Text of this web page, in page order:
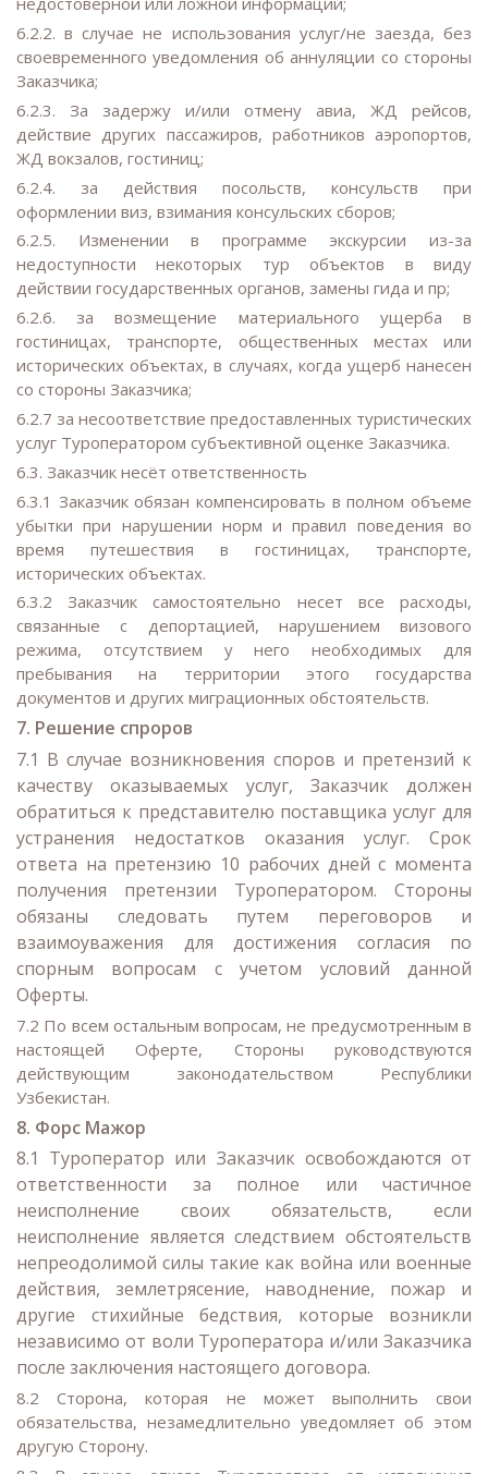
6.2.2. в случае не иcпользования услуг/не заезда, без
своевременного уведомления об аннуляции со стороны
Заказчика;
6.2.3. За задержу и/или отмену авиа, ЖД рейсов,
действие других пассажиров, работников аэропортов,
ЖД вокзалов, гостиниц;
6.2.4. за действия посольств, консульств при
оформлении виз, взимания консульских сборов;
6.2.5. Изменении в программе экскурсии из-за
недоступности некоторых тур объектов в виду
действии государственных органов, замены гида и пр;
6.2.6. за возмещение материального ущерба в
гостиницах, транспорте, общественных местах или
исторических объектах, в случаях, когда ущерб нанесен
со стороны Заказчика;
6.2.7 за несоответствие предоставленных туристических
услуг Туроператором субъективной оценке Заказчика.
6.3. Заказчик несёт ответственность
6.3.1 Заказчик обязан компенсировать в полном объеме
убытки при нарушении норм и правил поведения во
время путешествия в гостиницах, транспорте,
исторических объектах.
6.3.2 Заказчик самостоятельно несет все расходы,
связанные с депортацией, нарушением визового
режима, отсутствием у него необходимых для
пребывания на территории этого государства
документов и других миграционных обстоятельств.
7. Решение спроров
7.1 В случае возникновения споров и претензий к
качеству оказываемых услуг, Заказчик должен
обратиться к представителю поставщика услуг для
устранения недостатков оказания услуг. Срок
ответа на претензию 10 рабочих дней с момента
получения претензии Туроператором. Стороны
обязаны следовать путем переговоров и
взаимоуважения для достижения согласия по
спорным вопросам с учетом условий данной
Оферты.
7.2 По всем остальным вопросам, не предусмотренным в
настоящей Оферте, Стороны руководствуются
действующим законодательством Республики
Узбекистан.
8. Форс Мажор
8.1 Туроператор или Заказчик освобождаются от
ответственности за полное или частичное
неисполнение своих обязательств, если
неисполнение является следствием обстоятельств
непреодолимой силы такие как война или военные
действия, землетрясение, наводнение, пожар и
другие стихийные бедствия, которые возникли
независимо от воли Туроператора и/или Заказчика
после заключения настоящего договора.
8.2 Сторона, которая не может выполнить свои
обязательства, незамедлительно уведомляет об этом
другую Сторону.